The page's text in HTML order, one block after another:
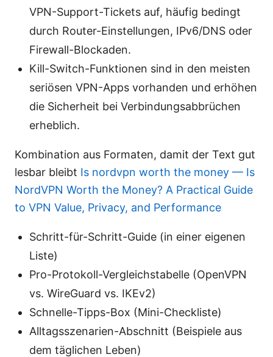
VPN-Support-Tickets auf, häufig bedingt
durch Router-Einstellungen, IPv6/DNS oder
Firewall-Blockaden.
Kill-Switch-Funktionen sind in den meisten
seriösen VPN-Apps vorhanden und erhöhen
die Sicherheit bei Verbindungsabbrüchen
erheblich.
Kombination aus Formaten, damit der Text gut
lesbar bleibt Is nordvpn worth the money — Is
NordVPN Worth the Money? A Practical Guide
to VPN Value, Privacy, and Performance
Schritt-für-Schritt-Guide (in einer eigenen
Liste)
Pro-Protokoll-Vergleichstabelle (OpenVPN
vs. WireGuard vs. IKEv2)
Schnelle-Tipps-Box (Mini-Checkliste)
Alltagsszenarien-Abschnitt (Beispiele aus
dem täglichen Leben)